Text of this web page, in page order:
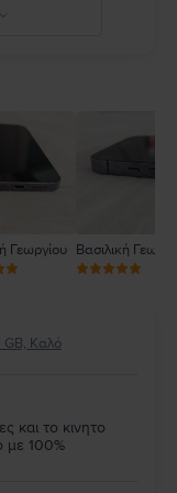
Γεωργίου Βασιλική
GB, Καλό
και το κινητο
με 100%